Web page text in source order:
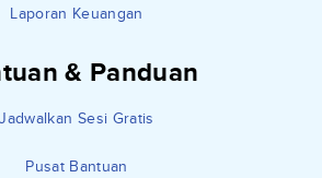
Laporan Keuangan
& Panduan
Jadwalkan Sesi Gratis
Pusat Bantuan